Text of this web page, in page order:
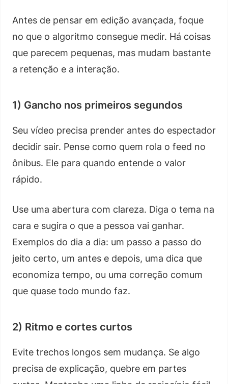
Antes de pensar em edição avançada, foque
no que o algoritmo consegue medir. Há coisas
que parecem pequenas, mas mudam bastante
a retenção e a interação.
1) Gancho nos primeiros segundos
Seu vídeo precisa prender antes do espectador
decidir sair. Pense como quem rola o feed no
ônibus. Ele para quando entende o valor
rápido.
Use uma abertura com clareza. Diga o tema na
cara e sugira o que a pessoa vai ganhar.
Exemplos do dia a dia: um passo a passo do
jeito certo, um antes e depois, uma dica que
economiza tempo, ou uma correção comum
que quase todo mundo faz.
2) Ritmo e cortes curtos
Evite trechos longos sem mudança. Se algo
precisa de explicação, quebre em partes